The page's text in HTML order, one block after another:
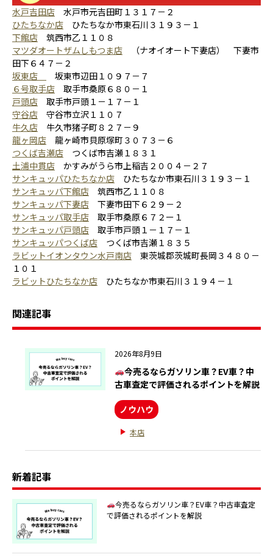
水戸吉田店 水戸市元吉田町１３１７－２
ひたちなか店 ひたちなか市東石川３１９３－１
下館店 筑西市乙１１０８
マツダオートザムしもつま店 （ナオイオート下妻店） 下妻市
田下６４７－２
坂東店
坂東市辺田１０９７－７
６号取手店 取手市桑原６８０－１
戸頭店 取手市戸頭１－１７－１
守谷店 守谷市立沢１１０７
牛久店 牛久市猪子町８２７－９
龍ヶ岡店 龍ヶ崎市貝原塚町３０７３－６
つくば吉瀬店 つくば市吉瀬１８３１
土浦中貫店 かすみがうら市上稲吉２００４－２７
サンキュッパひたちなか店 ひたちなか市東石川３１９３－１
サンキュッパ下館店 筑西市乙１１０８
サンキュッパ下妻店 下妻市田下６２９－２
サンキュッパ取手店 取手市桑原６７２ー１
サンキュッパ戸頭店 取手市戸頭１－１７－１
サンキュッパつくば店 つくば市吉瀬１８３５
ラビットイオンタウン水戸南店 東茨城郡茨城町長岡３４８０－
１０１
ラビットひたちなか店 ひたちなか市東石川３１９４－１
関連記事
2026年8月9日
今売るならガソリン車？EV車？中
古車査定で評価されるポイントを解説
ノウハウ
本店
新着記事
今売るならガソリン車？EV車？中古車査定
で評価されるポイントを解説